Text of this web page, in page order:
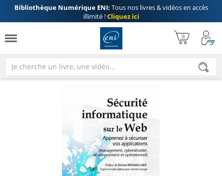
Bibliothèque Numérique ENI: Tous nos livres & vidéos en accès
illimité !Cliquez ici